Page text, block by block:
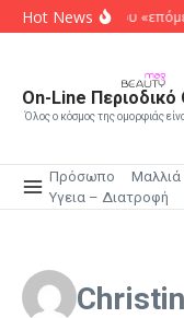
Μετάβαση στο
Hot News
Το κυνήγι του
On-Line
Όλος ο κόσμος της ομορφιάς
Πρόσωπο Μαλλιά
Υγεια – Διατροφή